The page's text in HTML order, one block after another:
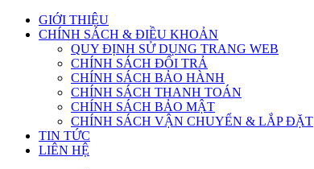
GIỚI THIỆU
CHÍNH SÁCH & ĐIỀU KHOẢN
QUY ĐỊNH SỬ DỤNG TRANG WEB
CHÍNH SÁCH ĐỔI TRẢ
CHÍNH SÁCH BẢO HÀNH
CHÍNH SÁCH THANH TOÁN
CHÍNH SÁCH BẢO MẬT
CHÍNH SÁCH VẬN CHUYỂN & LẮP ĐẶT
TIN TỨC
LIÊN HỆ